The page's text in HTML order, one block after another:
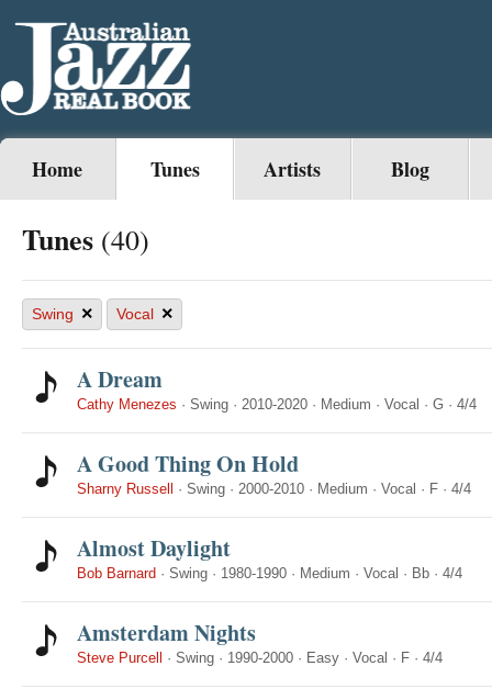
Home Tunes Artists Blog
Tunes (40)
Swing × Vocal ×
A Dream
Cathy Menezes · Swing · 2010-2020 · Medium · Vocal · G · 4/4
A Good Thing On Hold
Sharny Russell · Swing · 2000-2010 · Medium · Vocal · F · 4/4
Almost Daylight
Bob Barnard · Swing · 1980-1990 · Medium · Vocal · Bb · 4/4
Amsterdam Nights
Steve Purcell · Swing · 1990-2000 · Easy · Vocal · F · 4/4